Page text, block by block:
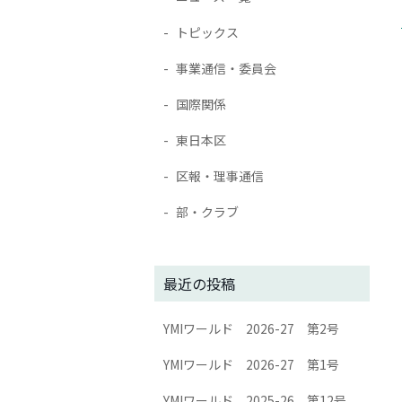
トピックス
事業通信・委員会
国際関係
東日本区
区報・理事通信
部・クラブ
最近の投稿
YMIワールド 2026-27 第2号
YMIワールド 2026-27 第1号